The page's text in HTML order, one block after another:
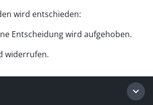
wird entschieden:
Entscheidung wird aufgehoben.
widerrufen.